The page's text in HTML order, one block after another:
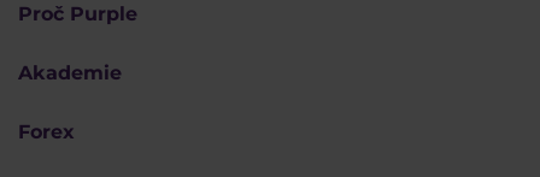
Proč Purple
Akademie
Forex